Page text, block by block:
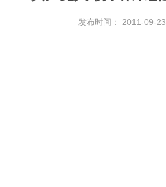
发布时间： 2011-09-